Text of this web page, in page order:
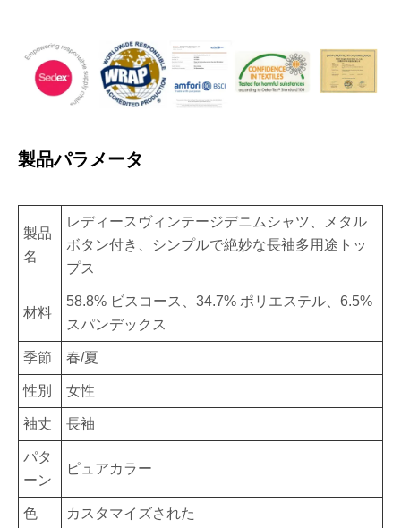
製品パラメータ
製品
名
レディースヴィンテージデニムシャツ、メタル
ボタン付き、シンプルで絶妙な長袖多用途トッ
プス
材料
58.8% ビスコース、34.7% ポリエステル、6.5%
スパンデックス
季節 春/夏
性別 女性
袖丈 長袖
パタ
ーン
ピュアカラー
色 カスタマイズされた